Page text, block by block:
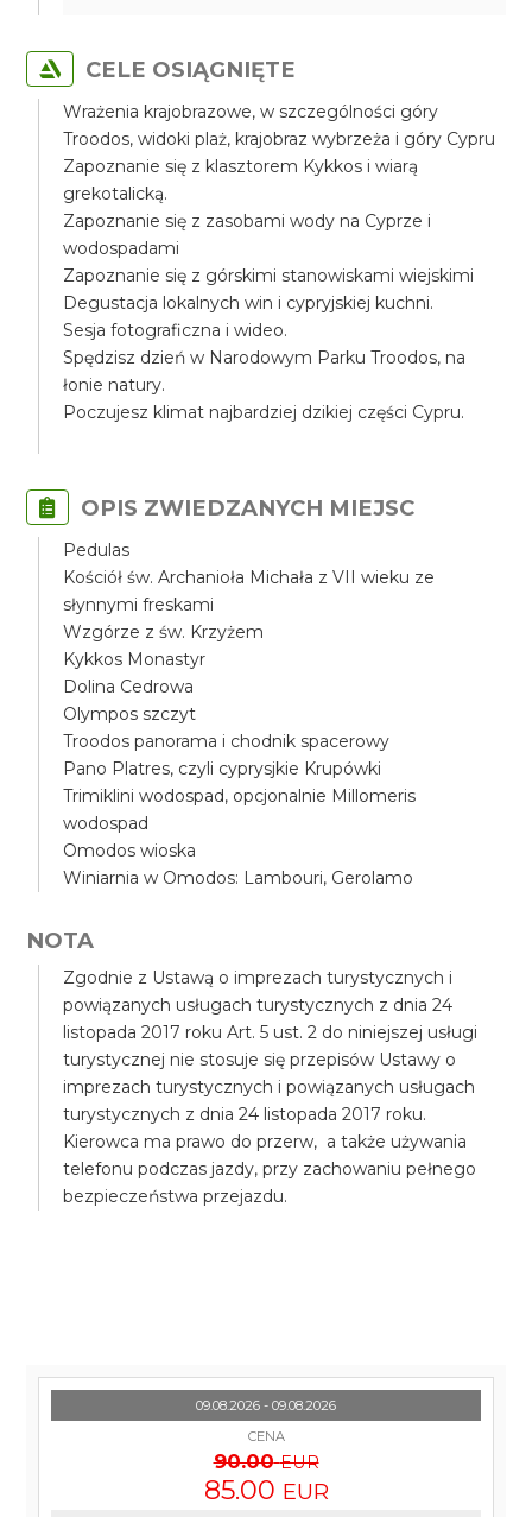
CELE OSIĄGNIĘTE
Wrażenia krajobrazowe, w szczególności góry
Troodos, widoki plaż, krajobraz wybrzeża i góry Cypru
Zapoznanie się z klasztorem Kykkos i wiarą
grekotalicką.
Zapoznanie się z zasobami wody na Cyprze i
wodospadami
Zapoznanie się z górskimi stanowiskami wiejskimi
Degustacja lokalnych win i cypryjskiej kuchni.
Sesja fotograficzna i wideo.
Spędzisz dzień w Narodowym Parku Troodos, na
łonie natury.
Poczujesz klimat najbardziej dzikiej części Cypru.
OPIS ZWIEDZANYCH MIEJSC
Pedulas
Kościół św. Archanioła Michała z VII wieku ze
słynnymi freskami
Wzgórze z św. Krzyżem
Kykkos Monastyr
Dolina Cedrowa
Olympos szczyt
Troodos panorama i chodnik spacerowy
Pano Platres, czyli cyprysjkie Krupówki
Trimiklini wodospad, opcjonalnie Millomeris
wodospad
Omodos wioska
Winiarnia w Omodos: Lambouri, Gerolamo
NOTA
Zgodnie z Ustawą o imprezach turystycznych i
powiązanych usługach turystycznych z dnia 24
listopada 2017 roku Art. 5 ust. 2 do niniejszej usługi
turystycznej nie stosuje się przepisów Ustawy o
imprezach turystycznych i powiązanych usługach
turystycznych z dnia 24 listopada 2017 roku.
Kierowca ma prawo do przerw, a także używania
telefonu podczas jazdy, przy zachowaniu pełnego
bezpieczeństwa przejazdu.
09.08.2026 - 09.08.2026
CENA
90.00 EUR
85.00 EUR